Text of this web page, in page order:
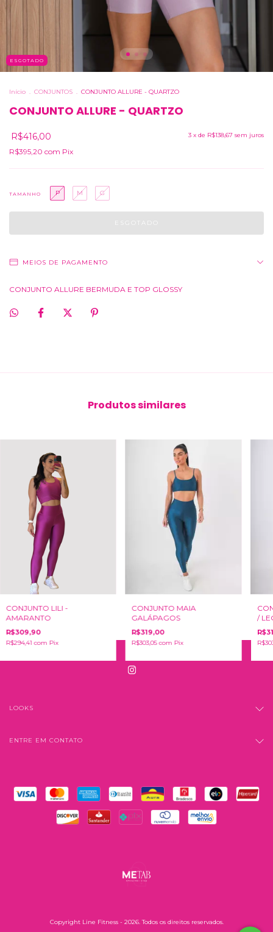
ESGOTADO
Início . CONJUNTOS . CONJUNTO ALLURE - QUARTZO
CONJUNTO ALLURE - QUARTZO
R$416,00 3 x de R$138,67 sem juros
R$395,20 com Pix
TAMANHO P M G
MEIOS DE PAGAMENTO
CONJUNTO ALLURE BERMUDA E TOP GLOSSY
Produtos similares
CONJUNTO LILI -
AMARANTO
R$309,90
R$294,41com Pix
CONJUNTO MAIA
GALÁPAGOS
R$319,00
R$303,05com Pix
/
LOOKS
ENTRE EM CONTATO
Copyright Line Fitness - 2026. Todos os direitos reservados.